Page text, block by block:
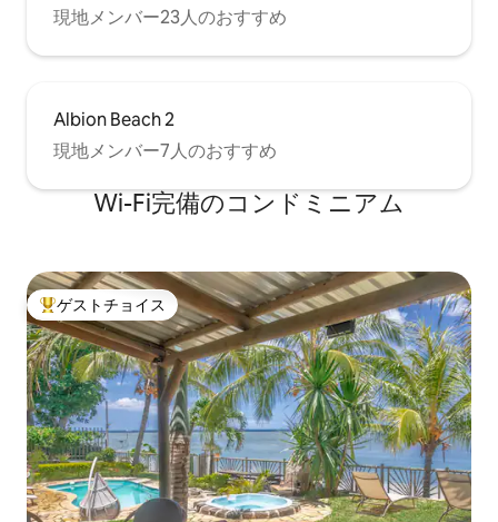
現地メンバー23人のおすすめ
Albion Beach 2
現地メンバー7人のおすすめ
Wi-Fi完備のコンドミニアム
大好評のゲストチョイスです。
ゲストチョイス